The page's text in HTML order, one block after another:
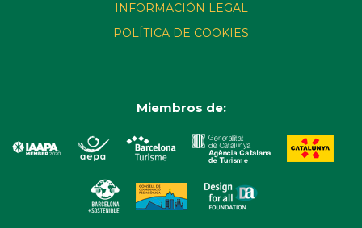
INFORMACIÓN LEGAL
POLÍTICA DE COOKIES
Miembros de: